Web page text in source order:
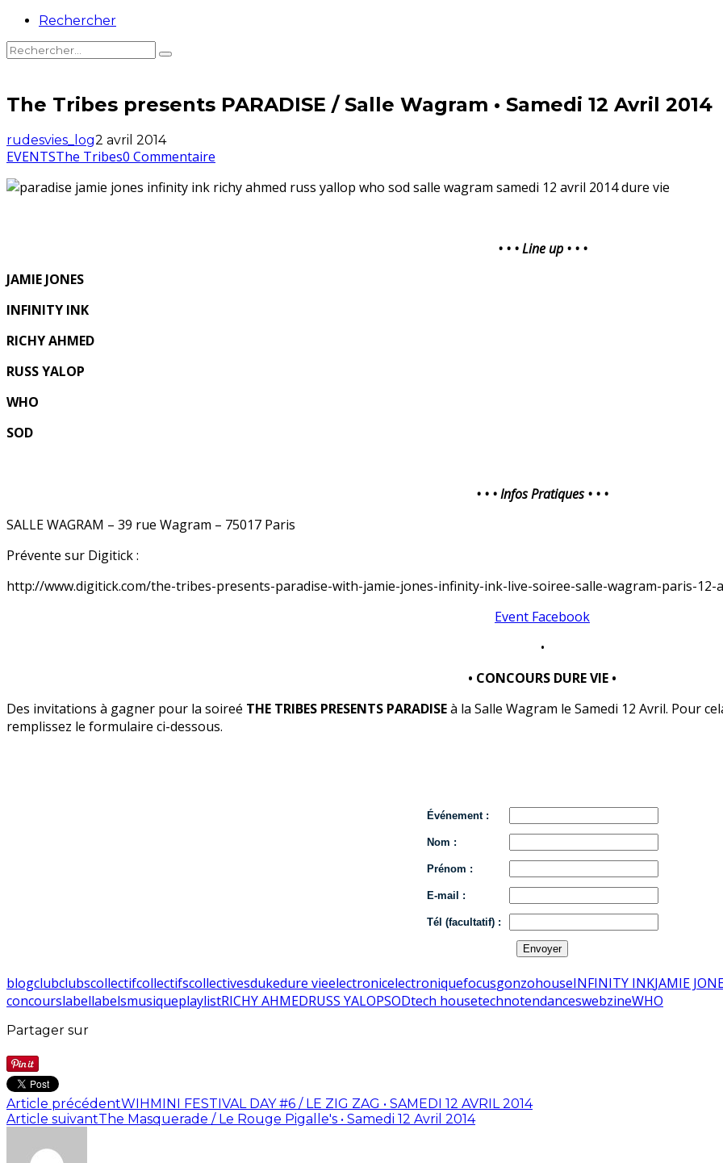
Rechercher
The Tribes presents PARADISE / Salle Wagram • Samedi 12 Avril 2014
rudesvies_log2 avril 2014
EVENTSThe Tribes0 Commentaire
• • • Line up • • •
JAMIE JONES
INFINITY INK
RICHY AHMED
RUSS YALOP
WHO
SOD
• • • Infos Pratiques • • •
SALLE WAGRAM – 39 rue Wagram – 75017 Paris
Prévente sur Digitick :
http://www.digitick.com/the-tribes-presents-paradise-with-jamie-jones-infinity-ink-live-soiree-salle-wagram-paris-12-
Event Facebook
•
• CONCOURS DURE VIE •
Des invitations à gagner pour la soireé THE TRIBES PRESENTS PARADISEà la Salle Wagram le Samedi 12 Avril. Pour
remplissez le formulaire ci-dessous.
Événement :
Nom :
Prénom :
E-mail :
Tél (facultatif) :
blogclubclubscollectifcollectifscollectivesdukedure vieelectronicelectroniquefocusgonzohouseINFINITY INKJAMIE
concourslabellabelsmusiqueplaylistRICHY AHMEDRUSS YALOPSODtech housetechnotendanceswebzineWHO
Partager sur
Article précédentWIHMINI FESTIVAL DAY #6 / LE ZIG ZAG • SAMEDI 12 AVRIL 2014
Article suivantThe Masquerade / Le Rouge Pigalle's • Samedi 12 Avril 2014